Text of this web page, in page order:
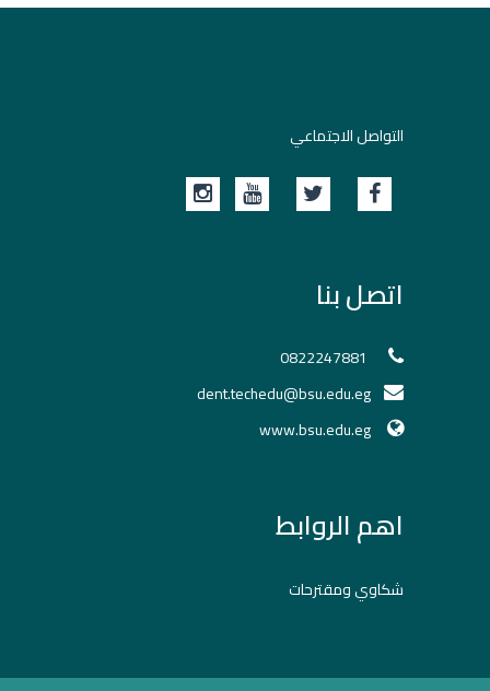
التواصل الاجتماعي
اتصل بنا
dent.techedu@bsu.edu.eg
www.bsu.edu.eg
اهم الروابط
شكاوي ومقترحات